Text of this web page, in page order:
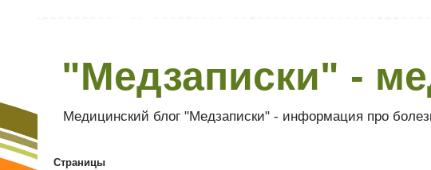
"Медзаписки" -
Медицинский блог "Медзаписки" - информация про
Страницы